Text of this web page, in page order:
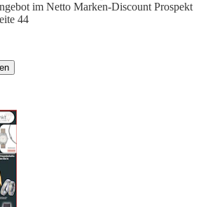
im Netto Marken-Discount Prospekt
44